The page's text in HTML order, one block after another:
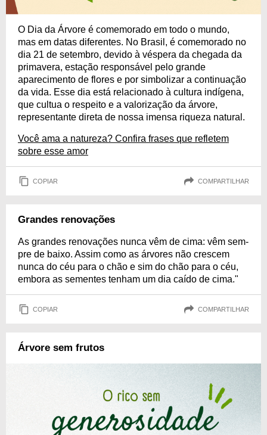
O Dia da Árvore é comemorado em todo o mundo,
mas em datas diferentes. No Brasil, é comemorado no
dia 21 de setembro, devido à véspera da chegada da
primavera, estação responsável pelo grande
aparecimento de flores e por simbolizar a continuação
da vida. Esse dia está relacionado à cultura indígena,
que cultua o respeito e a valorização da árvore,
representante direta de nossa imensa riqueza natural.
Você ama a natureza? Confira frases que refletem
sobre esse amor
COPIAR COMPARTILHAR
Grandes renovações
As grandes renovações nunca vêm de cima: vêm sem­
pre de baixo. Assim como as árvores não crescem
nun­ca do céu para o chão e sim do chão para o céu,
embora as sementes tenham um dia caído de cima."
COPIAR COMPARTILHAR
Árvore sem frutos